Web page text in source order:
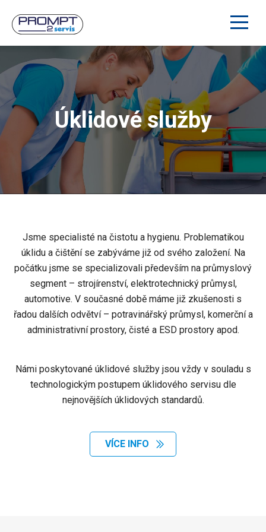
Úklidové služby
Jsme specialisté na čistotu a hygienu. Problematikou
úklidu a čištění se zabýváme již od svého založení. Na
počátku jsme se specializovali především na průmyslový
segment – strojírenství, elektrotechnický průmysl,
automotive. V současné době máme již zkušenosti s
řadou dalších odvětví – potravinářský průmysl, komerční a
administrativní prostory, čisté a ESD prostory apod.
Námi poskytované úklidové služby jsou vždy v souladu s
technologickým postupem úklidového servisu dle
nejnovějších úklidových standardů.
VÍCE INFO